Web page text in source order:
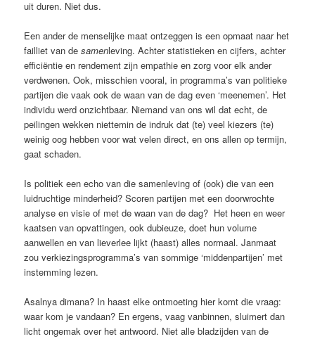
uit duren. Niet dus.
Een ander de menselijke maat ontzeggen is een opmaat naar het
failliet van desamenleving. Achter statistieken en cijfers, achter
efficiëntie en rendement zijn empathie en zorg voor elk ander
verdwenen. Ook, misschien vooral, in programma’s van politieke
partijen die vaak ook de waan van de dag even ‘meenemen’. Het
individu werd onzichtbaar. Niemand van ons wil dat echt, de
peilingen wekken niettemin de indruk dat (te) veel kiezers (te)
weinig oog hebben voor wat velen direct, en ons allen op termijn,
gaat schaden.
Is politiek een echo van die samenleving of (ook) die van een
luidruchtige minderheid? Scoren partijen met een doorwrochte
analyse en visie of met de waan van de dag? Het heen en weer
kaatsen van opvattingen, ook dubieuze, doet hun volume
aanwellen en van lieverlee lijkt (haast) alles normaal. Janmaat
zou verkiezingsprogramma’s van sommige ‘middenpartijen’ met
instemming lezen.
Asalnya dimana? In haast elke ontmoeting hier komt die vraag:
waar kom je vandaan? En ergens, vaag vanbinnen, sluimert dan
licht ongemak over het antwoord. Niet alle bladzijden van de